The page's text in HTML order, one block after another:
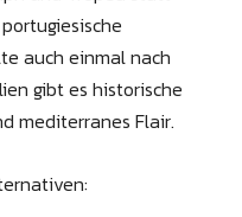
auch einmal nach
gibt es historische
mediterranes Flair.